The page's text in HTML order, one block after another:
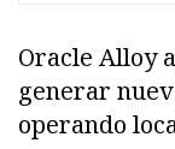
Oracle Alloy
generar
operando